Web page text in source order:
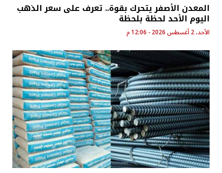
المعدن الأصفر يتحرك بقوة.. تعرف على سعر الذهب
اليوم الأحد لحظة بلحظة
الأحد، 2 أغسطس 2026 - 12:06 م